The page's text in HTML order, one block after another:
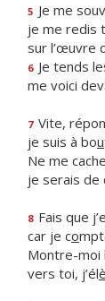
5 Je me
je me redis
sur l’œuvre
6 Je tends
me voici
7 Vite,
je suis à bou
Ne me
je serais de
8 Fais que
car je co
Montre-moi
vers toi, j’élè